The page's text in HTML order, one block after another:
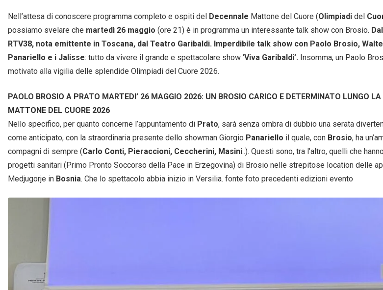
Calciomercato
Serie A
Serie B
CLASSIFICA SERIE B
Contatti
Collabora con noi
La Redazione
Nell’attesa di conoscere programma completo e ospiti del Decennale Mattone del Cuore (Olimpiadi del
possiamo svelare che martedì 26 maggio (ore 21) è in programma un interessante talk show con Brosio.
RTV38, nota emittente in Toscana, dal Teatro Garibaldi. Imperdibile talk show con Paolo Brosio,
Panariello e i Jalisse: tutto da vivere il grande e spettacolare show ‘Viva Garibaldi’. Insomma, un Paolo
motivato alla vigilia delle splendide Olimpiadi del Cuore 2026.
PAOLO BROSIO A PRATO MARTEDI’ 26 MAGGIO 2026: UN BROSIO CARICO E DETERMINATO LUNGO
MATTONE DEL CUORE 2026
Nello specifico, per quanto concerne l’appuntamento di Prato, sarà senza ombra di dubbio una serata
come anticipato, con la straordinaria presente dello showman Giorgio Panariello il quale, con Brosio, ha
compagni di sempre (Carlo Conti, Pieraccioni, Ceccherini, Masini..). Questi sono, tra l’altro, quelli che
progetti sanitari (Primo Pronto Soccorso della Pace in Erzegovina) di Brosio nelle strepitose location delle
Medjugorje in Bosnia. Che lo spettacolo abbia inizio in Versilia. fonte foto precedenti edizioni evento